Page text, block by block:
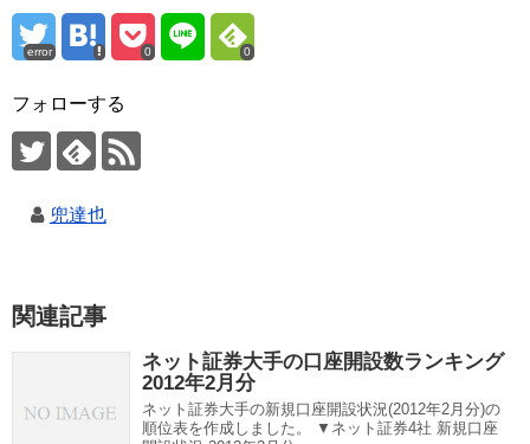
error 0 0
フォローする
兜達也
関連記事
ネット証券大手の口座開設数ランキング
2012年2月分
ネット証券大手の新規口座開設状況(2012年2月分)の
順位表を作成しました。 ▼ネット証券4社 新規口座